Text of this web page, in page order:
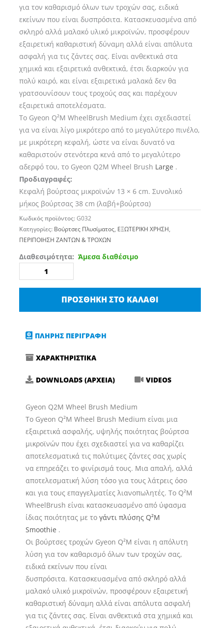
για τον καθαρισμό όλων των τροχών σας, ειδικά
εκείνων που είναι δυσπρόσιτα. Κατασκευασμένα από
σκληρό αλλά μαλακό υλικό μικροϊνών, προσφέρουν
εξαιρετική καθαριστική δύναμη αλλά είναι απόλυτα
ασφαλή για τις ζάντες σας. Είναι ανθεκτικά στα
χημικά και εξαιρετικά ανθεκτικά, έτσι διαρκούν για
πολύ καιρό, και είναι εξαιρετικά μαλακά δεν θα
γρατσουνίσουν τους τροχούς σας και παρέχουν
εξαιρετικά αποτελέσματα.
Το Gyeon Q²M WheelBrush Medium έχει σχεδιαστεί
για να είναι λίγο μικρότερο από το μεγαλύτερο πινέλο,
με μικρότερη κεφαλή, ώστε να είναι δυνατό να
καθαριστούν στενότερα κενά από το μεγαλύτερο
αδερφό του, το Gyeon Q2M Wheel Brush Large .
Προδιαγραφές:
Κεφαλή βούρτσας μικροϊνών 13 × 6 cm. Συνολικό
μήκος βούρτσας 38 cm (λαβή+βούρτσα)
Κωδικός προϊόντος:G032
Κατηγορίες: Bούρτσες Πλυσίματος, ΕΞΩΤΕΡΙΚΗ ΧΡΗΣΗ,
ΠΕΡΙΠΟΙΗΣΗ ΖΑΝΤΩΝ & ΤΡΟΧΩΝ
Διαθεσιμότητα: Άμεσα διαθέσιμο
GYEON
WHEEL
ΠΡΟΣΘΉΚΗ ΣΤΟ ΚΑΛΆΘΙ
ΠΛΗΡΗΣ ΠΕΡΙΓΡΑΦΗ
ΧΑΡΑΚΤΗΡΙΣΤΙΚΑ
DOWNLOADS (ΑΡΧΕΙΑ) VIDEOS
Gyeon Q2M Wheel Brush Medium
Το Gyeon Q²M Wheel Brush Medium είναι μια
εξαιρετικά ασφαλής, υψηλής ποιότητας βούρτσα
μικροϊνών που έχει σχεδιαστεί για να καθαρίζει
αποτελεσματικά τις πολύτιμες ζάντες σας χωρίς
να επηρεάζει το φινίρισμά τους. Μια απαλή, αλλά
αποτελεσματική λύση τόσο για τους λάτρεις όσο
και για τους επαγγελματίες λιανοπωλητές. Το Q²M
WheelBrush είναι κατασκευασμένο από ύφασμα
ίδιας ποιότητας με τογάντι πλύσης Q²M
Smoothie .
Οι βούρτσες τροχών Gyeon Q²M είναι η απόλυτη
λύση για τον καθαρισμό όλων των τροχών σας,
ειδικά εκείνων που είναι
δυσπρόσιτα. Κατασκευασμένα από σκληρό αλλά
μαλακό υλικό μικροϊνών, προσφέρουν εξαιρετική
καθαριστική δύναμη αλλά είναι απόλυτα ασφαλή
για τις ζάντες σας. Είναι ανθεκτικά στα χημικά και